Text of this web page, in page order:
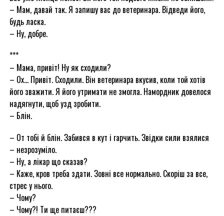
– Мам, давай так. Я запишу вас до ветеринара. Відведи його,
будь ласка.
– Ну, добре.
***
– Мама, привіт! Ну як сходили?
– Ох… Привіт. Сходили. Він ветеринара вкусив, коли той хотів
його зважити. Я його утримати не змогла. Намордник довелося
надягнути, щоб узд зробити.
– Блін.
– От тобі й блін. Забився в кут і гарчить. Звідки сили взялися
– незрозуміло.
– Ну, а лікар що сказав?
– Каже, кров треба здати. Зовні все нормально. Скоріш за все,
стрес у нього.
– Чому?
– Чому?! Ти ще питаєш???